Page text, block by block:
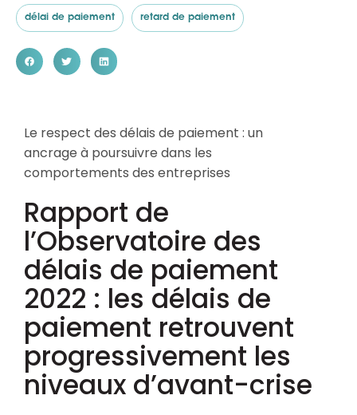
délai de paiement retard de paiement
Le respect des délais de paiement : un
ancrage à poursuivre dans les
comportements des entreprises
Rapport de
l’Observatoire des
délais de paiement
2022 : les délais de
paiement retrouvent
progressivement les
niveaux d’avant-crise